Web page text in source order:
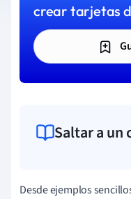
crear tarjetas
Saltar a un
Desde ejemplos